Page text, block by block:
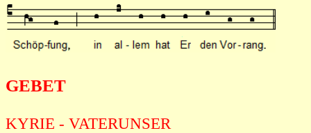
GEBET
KYRIE - VATERUNSER